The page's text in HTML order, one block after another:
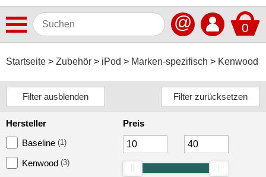
0
@
Startseite Zubehör iPod Marken-spezifisch Kenwood
Autoradios
Dashcams
Elektromobilität
Freisprechanlagen
Hersteller
Baseline (1)
Kenwood (3)
Preis